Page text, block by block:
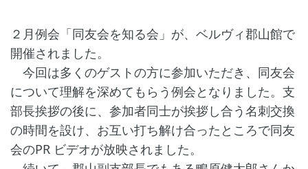
２月例会「同友会を知る会」が、ベルヴィ郡山館で
開催されました。
今回は多くのゲストの方に参加いただき、同友会
について理解を深めてもらう例会となりました。支
部長挨拶の後に、参加者同士が挨拶し合う名刺交換
の時間を設け、お互い打ち解け合ったところで同友
会のPR ビデオが放映されました。